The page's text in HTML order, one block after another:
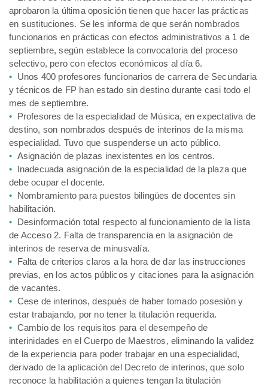
aprobaron la última oposición tienen que hacer las prácticas
en sustituciones. Se les informa de que serán nombrados
funcionarios en prácticas con efectos administrativos a 1 de
septiembre, según establece la convocatoria del proceso
selectivo, pero con efectos económicos al día 6.
•
Unos 400 profesores funcionarios de carrera de Secundaria
y técnicos de FP han estado sin destino durante casi todo el
mes de septiembre.
•
Profesores de la especialidad de Música, en expectativa de
destino, son nombrados después de interinos de la misma
especialidad. Tuvo que suspenderse un acto público.
• Asignación de plazas inexistentes en los centros.
•
Inadecuada asignación de la especialidad de la plaza que
debe ocupar el docente.
•
Nombramiento para puestos bilingües de docentes sin
habilitación.
•
Desinformación total respecto al funcionamiento de la lista
de Acceso 2. Falta de transparencia en la asignación de
interinos de reserva de minusvalía.
•
Falta de criterios claros a la hora de dar las instrucciones
previas, en los actos públicos y citaciones para la asignación
de vacantes.
• Cese de interinos, después de haber tomado posesión y
estar trabajando, por no tener la titulación requerida.
• Cambio de los requisitos para el desempeño de
interinidades en el Cuerpo de Maestros, eliminando la validez
de la experiencia para poder trabajar en una especialidad,
derivado de la aplicación del Decreto de interinos, que solo
reconoce la habilitación a quienes tengan la titulación